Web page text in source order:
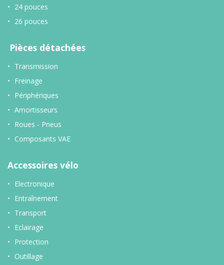
24 pouces
26 pouces
Pièces détachées
Transmission
Freinage
Périphériques
Amortisseurs
Roues - Pneus
Composants VAE
Accessoires vélo
Electronique
Entraînement
Transport
Eclairage
Protection
Outillage